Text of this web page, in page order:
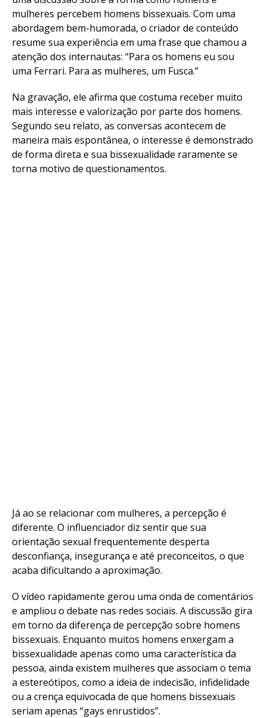
mulheres percebem homens bissexuais. Com uma
abordagem bem-humorada, o criador de conteúdo
resume sua experiência em uma frase que chamou a
atenção dos internautas: “Para os homens eu sou
uma Ferrari. Para as mulheres, um Fusca.”
Na gravação, ele afirma que costuma receber muito
mais interesse e valorização por parte dos homens.
Segundo seu relato, as conversas acontecem de
maneira mais espontânea, o interesse é demonstrado
de forma direta e sua bissexualidade raramente se
torna motivo de questionamentos.
Já ao se relacionar com mulheres, a percepção é
diferente. O influenciador diz sentir que sua
orientação sexual frequentemente desperta
desconfiança, insegurança e até preconceitos, o que
acaba dificultando a aproximação.
O vídeo rapidamente gerou uma onda de comentários
e ampliou o debate nas redes sociais. A discussão gira
em torno da diferença de percepção sobre homens
bissexuais. Enquanto muitos homens enxergam a
bissexualidade apenas como uma característica da
pessoa, ainda existem mulheres que associam o tema
a estereótipos, como a ideia de indecisão, infidelidade
ou a crença equivocada de que homens bissexuais
seriam apenas “gays enrustidos”.